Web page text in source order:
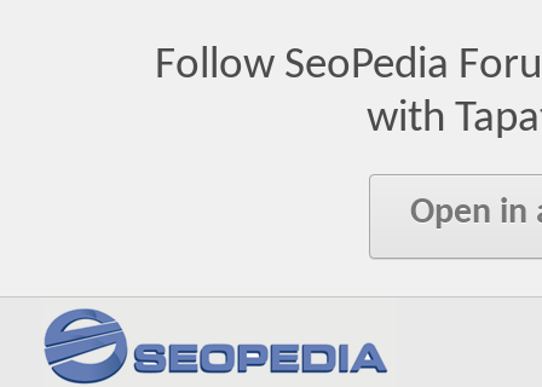
Follow SeoPedia
with
Open in